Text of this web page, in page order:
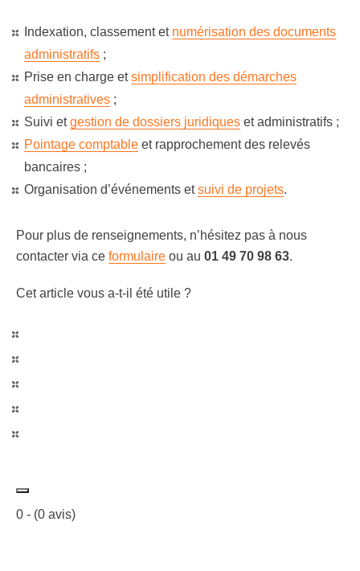
Indexation, classement et numérisation des documents
administratifs ;
Prise en charge etsimplification des démarches
administratives ;
Suivi etgestion de dossiers juridiques et administratifs ;
Pointage comptable et rapprochement des relevés
bancaires ;
Organisation d’événements etsuivi de projets.
Pour plus de renseignements, n’hésitez pas à nous
contacter via ce formulaire ou au 01 49 70 98 63.
Cet article vous a-t-il été utile ?
0 - (0 avis)